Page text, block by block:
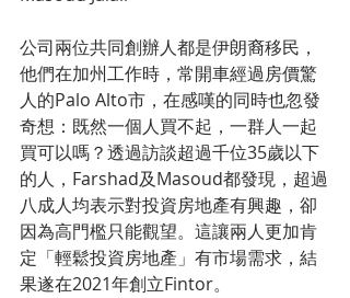
公司兩位共同創辦人都是伊朗裔移民，
他們在加州工作時，常開車經過房價驚
人的Palo Alto市，在感嘆的同時也忽發
奇想：既然一個人買不起，一群人一起
買可以嗎？透過訪談超過千位35歲以下
的人，Farshad及Masoud都發現，超過
八成人均表示對投資房地產有興趣，卻
因為高門檻只能觀望。這讓兩人更加肯
定「輕鬆投資房地產」有市場需求，結
果遂在2021年創立Fintor。